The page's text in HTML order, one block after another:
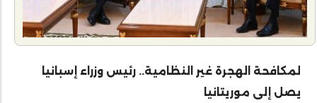
لمكافحة الهجرة غير النظامية.. رئيس وزراء إسبانيا
يصل إلى موريتانيا